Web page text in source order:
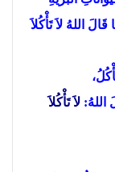
اللهُ لاَ تَأْكُلاَ
لاَ تَأْكُلاَ